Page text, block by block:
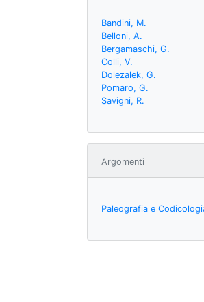
Bandini, M.
Belloni, A.
Bergamaschi, G.
Colli, V.
Dolezalek, G.
Pomaro, G.
Savigni, R.
Argomenti
Paleografia e